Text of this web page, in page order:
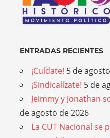
ENTRADAS RECIENTES
¡Cuídate! 5 de
¡Sindicalízate! 5 de
Jeimmy y Jonathan
de agosto de 2026
La CUT Nacional se